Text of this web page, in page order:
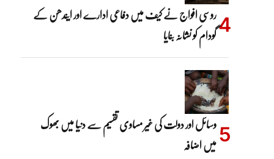
روسی افواج نے کیف میں دفاعی ادارے اور ایندھن کے
گودام کو نشانہ بنایا
وسائل اور دولت کی غیر مساوی تقسیم سے دنیا میں بھوک
میں اضافہ